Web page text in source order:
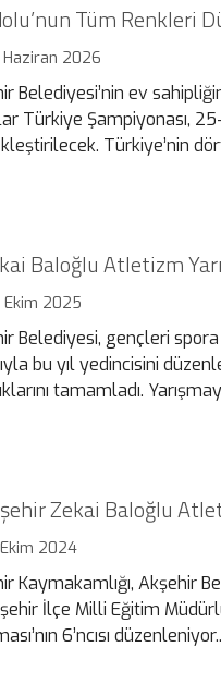
Tüm Renkleri
Haziran 2026
Belediyesi’nin ev
Türkiye Şampiyonası,
Türkiye’nin
Baloğlu Atletizm
Ekim 2025
Belediyesi, gençleri
bu yıl yedincisini
tamamladı.
Zekai Baloğlu
2024
Kaymakamlığı, Akşehir
İlçe Milli Eğitim
6’ncısı